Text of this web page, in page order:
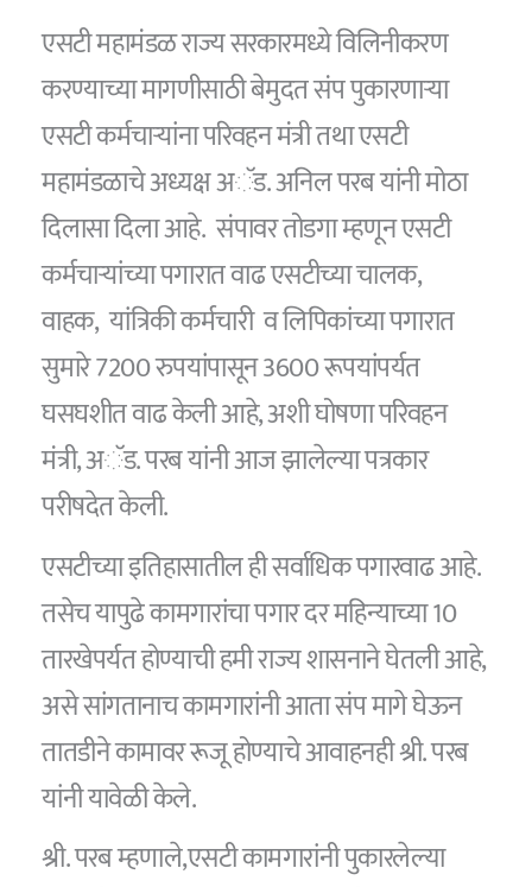
एसटी महामंडळ राज्य सरकारमध्ये विलिनीकरण
करण्याच्या मागणीसाठी बेमुदत संप पुकारणाऱ्या
एसटी कर्मचाऱ्यांना परिवहन मंत्री तथा एसटी
महामंडळाचे अध्यक्ष अॅड. अनिल परब यांनी मोठा
दिलासा दिला आहे. संपावर तोडगा म्हणून एसटी
कर्मचार्‍यांच्या पगारात वाढ एसटीच्या चालक,
वाहक, यांत्रिकी कर्मचारी व लिपिकांच्या पगारात
सुमारे 7200 रुपयांपासून 3600 रूपयांपर्यत
घसघशीत वाढ केली आहे, अशी घोषणा परिवहन
मंत्री, अॅड. परब यांनी आज झालेल्या पत्रकार
परीषदेत केली.
एसटीच्या इतिहासातील ही सर्वाधिक पगारवाढ आहे.
तसेच यापुढे कामगारांचा पगार दर महिन्याच्या 10
तारखेपर्यत होण्याची हमी राज्य शासनाने घेतली आहे,
असे सांगतानाच कामगारांनी आता संप मागे घेऊन
तातडीने कामावर रूजू होण्याचे आवाहनही श्री. परब
यांनी यावेळी केले.
श्री. परब म्हणाले,एसटी कामगारांनी पुकारलेल्या